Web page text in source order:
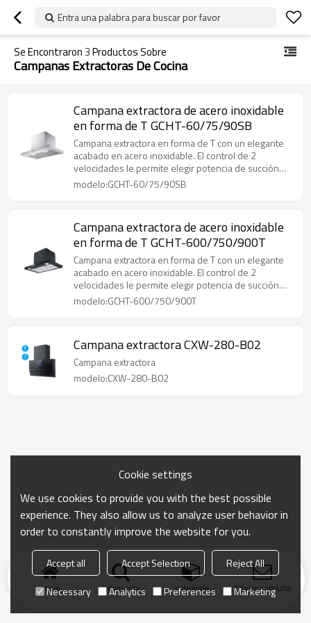
Entra una palabra para buscar por favor
Se Encontraron3Productos Sobre
Campanas Extractoras De Cocina
Campana extractora de acero inoxidable
en forma de T GCHT-60/75/90SB
Campana extractora en forma de T con un elegante
acabado en acero inoxidable. El control de 2
velocidades le permite elegir potencia de succión
baja y alta.
modelo:GCHT-60/75/90SB
Campana extractora de acero inoxidable
en forma de T GCHT-600/750/900T
Campana extractora en forma de T con un elegante
acabado en acero inoxidable. El control de 2
velocidades le permite elegir potencia de succión
baja y alta.
modelo:GCHT-600/750/900T
Campana extractora CXW-280-B02
Campana extractora
modelo:CXW-280-B02
Inicio búsqueda categoría Enviar consulta
Cookie settings
We use cookies to provide you with the best possible
experience. They also allow us to analyze user behavior in
order to constantly improve the website for you.
Accept all Accept Selection
Reject All
Necessary
Analytics Preferences Marketing